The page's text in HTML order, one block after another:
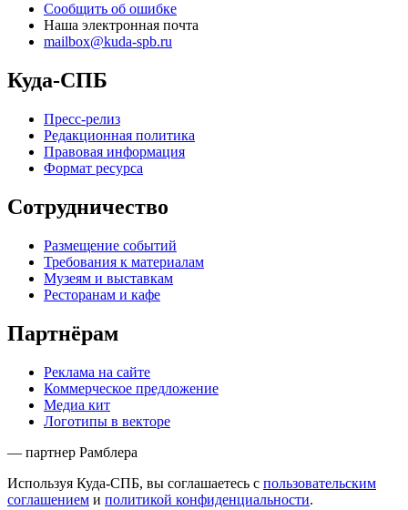
Сообщить об ошибке
Наша электронная почта
mailbox@kuda-spb.ru
Куда-СПБ
Пресс-релиз
Редакционная политика
Правовая информация
Формат ресурса
Сотрудничество
Размещение событий
Требования к материалам
Музеям и выставкам
Ресторанам и кафе
Партнёрам
Реклама на сайте
Коммерческое предложение
Медиа кит
Логотипы в векторе
— партнер Рамблера
Используя Куда-СПБ, вы соглашаетесь с пользовательским
соглашением и политикой конфиденциальности.